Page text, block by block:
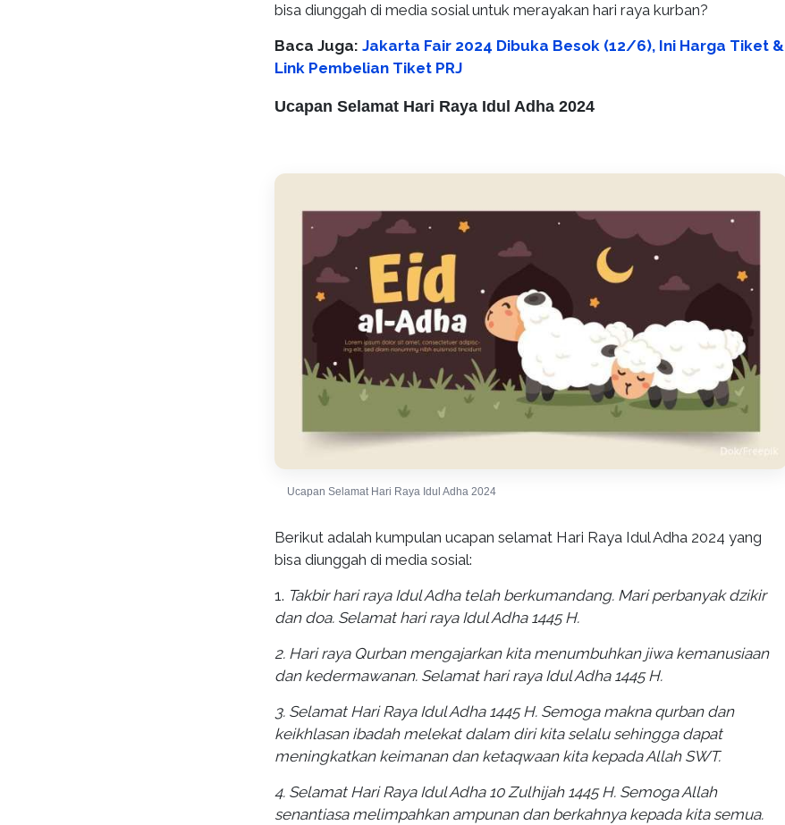
bisa diunggah di media sosial untuk merayakan hari raya kurban?
Baca Juga: Jakarta Fair 2024 Dibuka Besok (12/6), Ini Harga Tiket &
Link Pembelian Tiket PRJ
Ucapan Selamat Hari Raya Idul Adha 2024
Ucapan Selamat Hari Raya Idul Adha 2024
Berikut adalah kumpulan ucapan selamat Hari Raya Idul Adha 2024 yang
bisa diunggah di media sosial:
1. Takbir hari raya Idul Adha telah berkumandang. Mari perbanyak dzikir
dan doa. Selamat hari raya Idul Adha 1445 H.
2. Hari raya Qurban mengajarkan kita menumbuhkan jiwa kemanusiaan
dan kedermawanan. Selamat hari raya Idul Adha 1445 H.
3. Selamat Hari Raya Idul Adha 1445 H. Semoga makna qurban dan
keikhlasan ibadah melekat dalam diri kita selalu sehingga dapat
meningkatkan keimanan dan ketaqwaan kita kepada Allah SWT.
4. Selamat Hari Raya Idul Adha 10 Zulhijah 1445 H. Semoga Allah
senantiasa melimpahkan ampunan dan berkahnya kepada kita semua.